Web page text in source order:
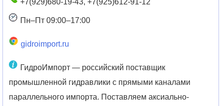
Пн–Пт 09:00–17:00
gidroimport.ru
ГидроИмпорт — российский поставщик
промышленной гидравлики с прямыми каналами
параллельного импорта. Поставляем аксиально-